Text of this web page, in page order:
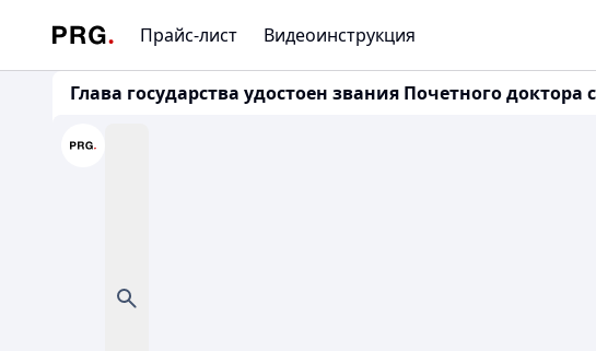
Прайс-лист Видеоинструкция
Глава государства удостоен звания Почетного